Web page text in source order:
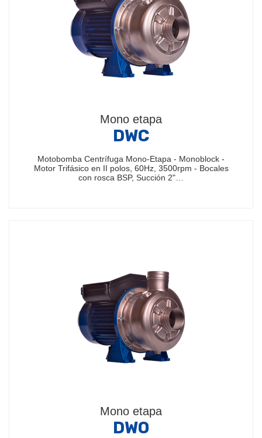
Mono etapa
DWC
Motobomba Centrífuga Mono-Etapa - Monoblock -
Motor Trifásico en II polos, 60Hz, 3500rpm - Bocales
con rosca BSP, Succión 2"…
Mono etapa
DWO